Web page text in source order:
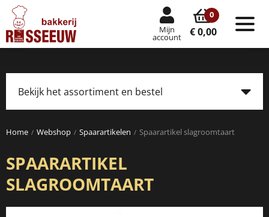
Mijn
account
0
€ 0,00
Bekijk het assortiment en bestel
Home Webshop Spaarartikelen Spaarartikel slagroomtaart
SPAARARTIKEL
SLAGROOMTAART